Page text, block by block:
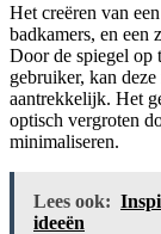
Het creëren van
badkamers, en een
Door de spiegel op
gebruiker, kan
aantrekkelijk. Het
optisch vergroten
minimaliseren.
Lees ook:
ideeën